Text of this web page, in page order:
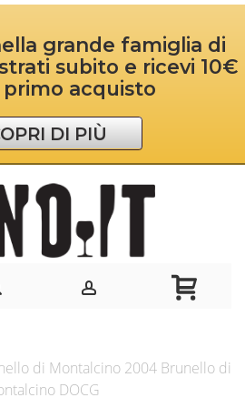
grande famiglia di
subito e ricevi 10€
acquisto
DI PIÙ
di Montalcino 2004 Brunello di
DOCG